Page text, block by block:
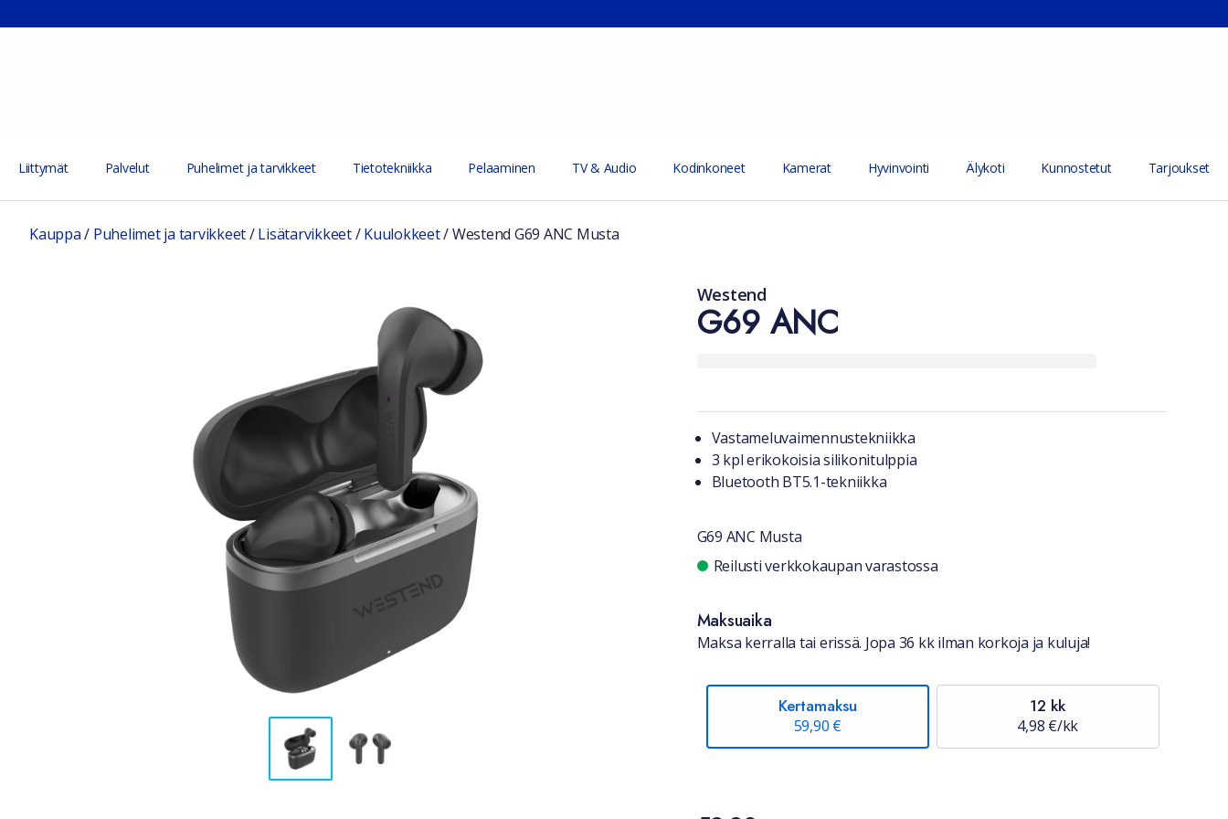
Liittymät Palvelut Puhelimet ja tarvikkeet Tietotekniikka Pelaaminen TV & Audio Kodinkoneet Kamerat Hyvinvointi Älykoti Kunnostetut Tarjoukset
Kauppa/ Puhelimet ja tarvikkeet/Lisätarvikkeet/Kuulokkeet/Westend G69 ANC Musta
G69 ANC
Westend
Tuotteesta lyhyesti
Vastameluvaimennustekniikka
3 kpl erikokoisia silikonitulppia
Bluetooth BT5.1-tekniikka
G69 ANC Musta
Saatavuustiedot
Reilusti verkkokaupan varastossa
Maksuaika
Maksa kerralla tai erissä. Jopa 36 kk ilman korkoja ja kuluja!
Kertamaksu
59,90 €
12 kk
4,98 €/kk